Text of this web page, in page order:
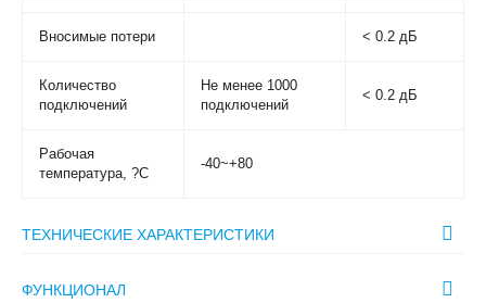
Вносимые потери < 0.2 дБ
Количество
подключений
Не менее 1000
подключений
< 0.2 дБ
Рабочая
температура, ?С
-40~+80
ТЕХНИЧЕСКИЕ ХАРАКТЕРИСТИКИ
ФУНКЦИОНАЛ